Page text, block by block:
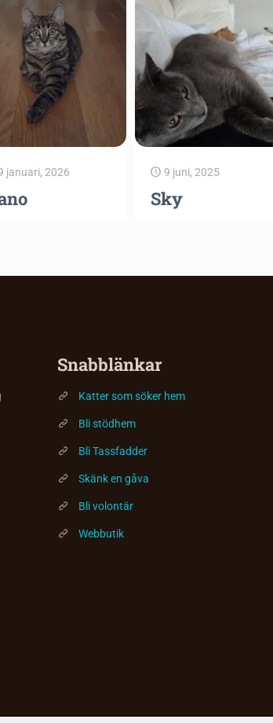
januari, 2026 9 juni, 2025
Sky
Snabblänkar
Katter som söker hem
Bli stödhem
Bli Tassfadder
Skänk en gåva
Bli volontär
Webbutik